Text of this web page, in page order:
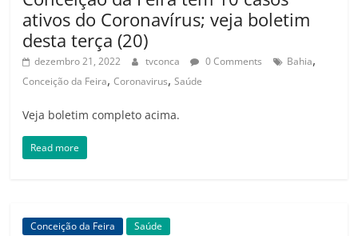
ativos do Coronavírus; veja boletim
desta terça (20)
dezembro 21, 2022 tvconca 0 Comments Bahia,
Conceição da Feira,Coronavirus,Saúde
Veja boletim completo acima.
Read more
Conceição da Feira Saúde